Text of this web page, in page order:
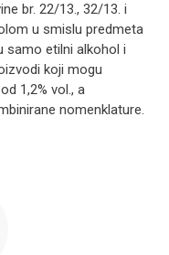
br. 22/13., 32/13. i
u smislu predmeta
samo etilni alkohol i
koji mogu
1,2% vol., a
nomenklature.